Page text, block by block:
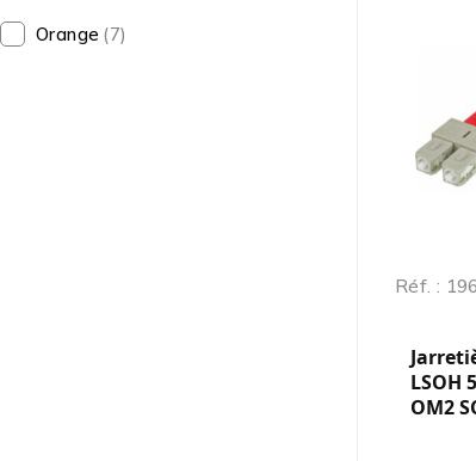
Orange (7)
Réf. :
LSOH
OM2